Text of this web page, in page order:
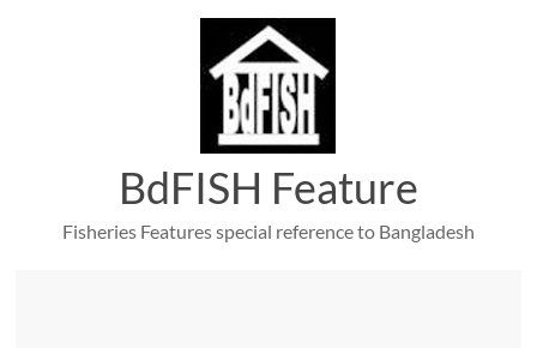
BdFISH Feature
Fisheries Features special reference to Bangladesh